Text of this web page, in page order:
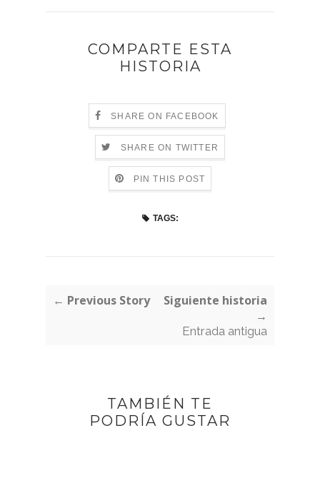
COMPARTE ESTA
HISTORIA
SHARE ON FACEBOOK
SHARE ON TWITTER
PIN THIS POST
TAGS:
← Previous Story
Siguiente historia
→
Entrada antigua
TAMBIÉN TE
PODRÍA GUSTAR